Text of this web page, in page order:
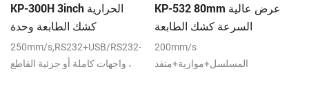
KP-300H 3inch الحرارية
كشك الطابعة وحدة
250mm/s,RS232+USB/RS232+USB+LAN
واجهات كاملة أو جزئية القاطع ،
KP-532 80mm عرض عالية
السرعة كشك الطابعة
الحرارية
200mm/s
المسلسل+موازية+منفذ